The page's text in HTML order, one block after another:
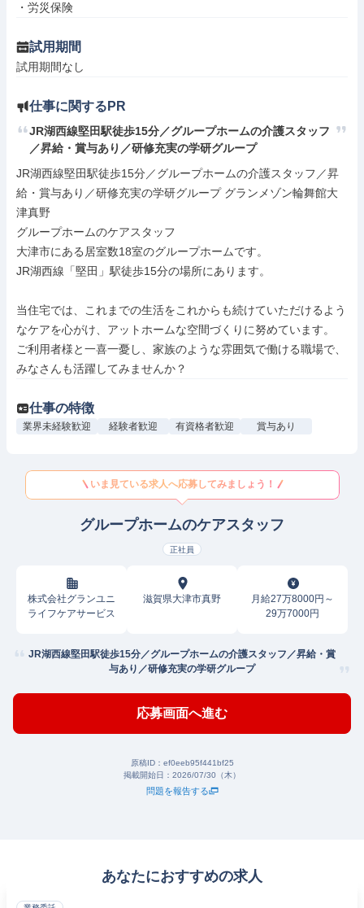
・労災保険
試用期間
試用期間なし
仕事に関するPR
JR湖西線堅田駅徒歩15分／グループホームの介護スタッフ
／昇給・賞与あり／研修充実の学研グループ
JR湖西線堅田駅徒歩15分／グループホームの介護スタッフ／昇
給・賞与あり／研修充実の学研グループ グランメゾン輪舞館大
津真野
グループホームのケアスタッフ
大津市にある居室数18室のグループホームです。
JR湖西線「堅田」駅徒歩15分の場所にあります。
当住宅では、これまでの生活をこれからも続けていただけるよう
なケアを心がけ、アットホームな空間づくりに努めています。
ご利用者様と一喜一憂し、家族のような雰囲気で働ける職場で、
みなさんも活躍してみませんか？
仕事の特徴
業界未経験歓迎 経験者歓迎 有資格者歓迎 賞与あり
いま見ている求人へ応募してみましょう！
グループホームのケアスタッフ
正社員
株式会社グランユニ
ライフケアサービス
滋賀県大津市真野
月給27万8000円～
29万7000円
JR湖西線堅田駅徒歩15分／グループホームの介護スタッフ／昇給・賞
与あり／研修充実の学研グループ
応募画面へ進む
原稿ID： ef0eeb95f441bf25
掲載開始日： 2026/07/30（木）
問題を報告する
あなたにおすすめの求人